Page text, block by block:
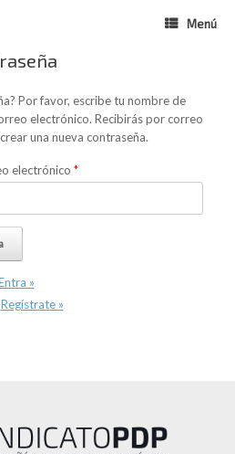
Menú
Por favor, escribe tu nombre de
electrónico. Recibirás por correo
una nueva contraseña.
electrónico *
»
Regístrate »